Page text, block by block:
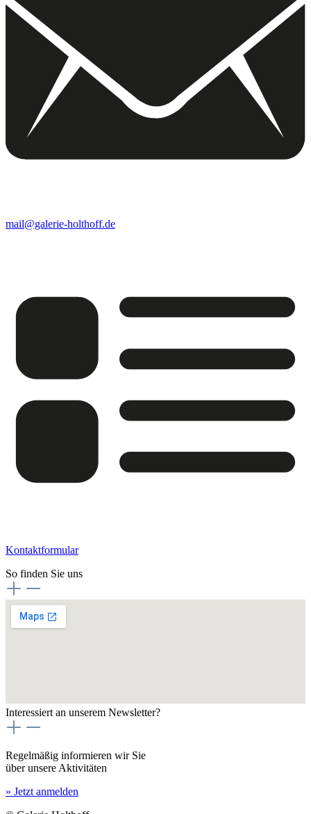
mail@galerie-holthoff.de
Kontaktformular
So finden Sie uns
Interessiert an unserem Newsletter?
Regelmäßig informieren wir Sie
über unsere Aktivitäten
» Jetzt anmelden